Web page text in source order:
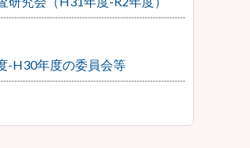
-H30年度の委員会等